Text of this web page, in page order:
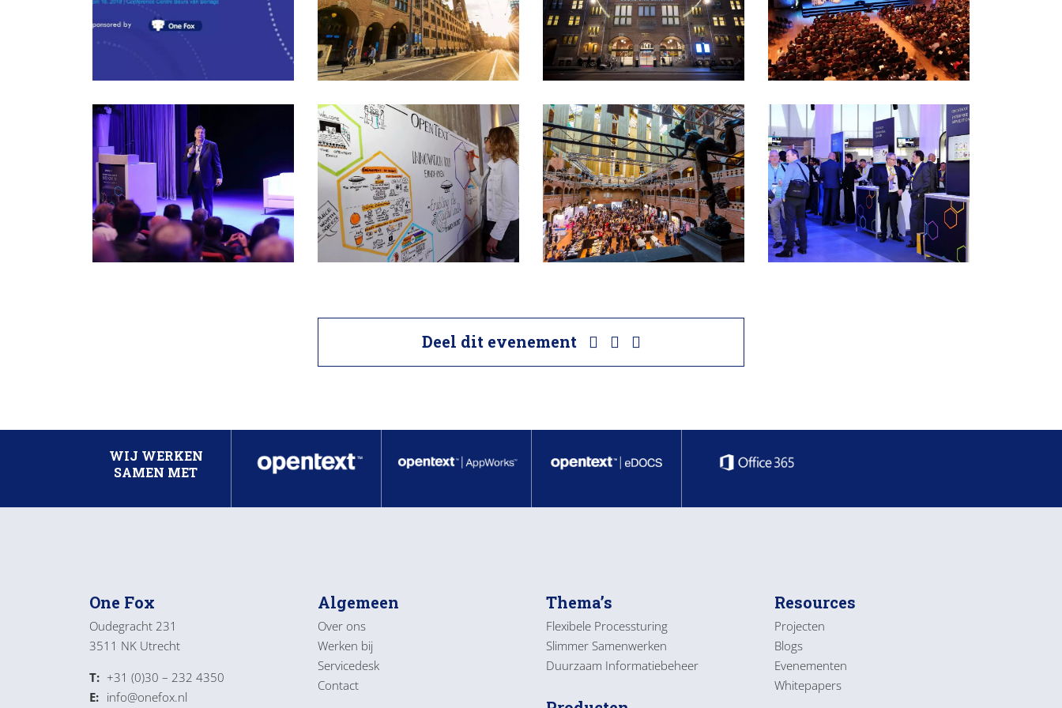
Deel dit evenement
WIJ WERKEN
SAMEN MET
One Fox
Oudegracht 231
3511 NK Utrecht
T: +31 (0)30 – 232 4350
E: info@onefox.nl
Algemeen
Over ons
Werken bij
Servicedesk
Contact
Thema’s
Flexibele Processturing
Slimmer Samenwerken
Duurzaam Informatiebeheer
Resources
Projecten
Blogs
Evenementen
Whitepapers